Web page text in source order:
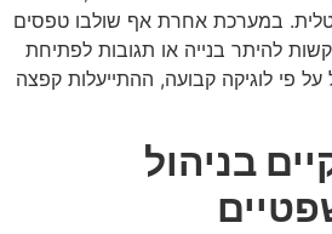
במערכת אחרת אף שולבו טפסים
להיתר בנייה או תגובות לפתיחת
על פי לוגיקה קבועה, ההתייעלות קפצה
בניהול